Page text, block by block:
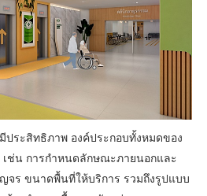
ประสิทธิภาพ องค์ประกอบทั้งหมดของ
เช่น การกำหนดลักษณะภายนอกและ
จร ขนาดพื้นที่ให้บริการ รวมถึงรูปแบบ